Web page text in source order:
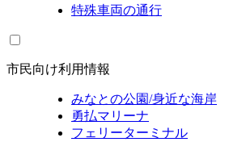
特殊車両の通行
市民向け利用情報
みなとの公園/身近な海岸
勇払マリーナ
フェリーターミナル